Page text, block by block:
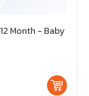
Month - Baby